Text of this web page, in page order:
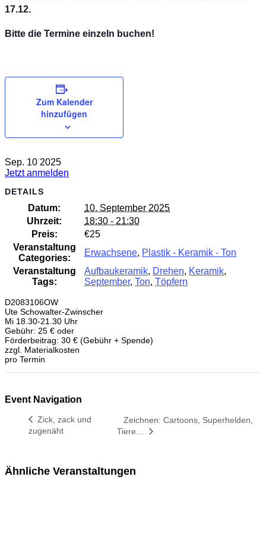
17.12.
Bitte die Termine einzeln buchen!
Zum Kalender
hinzufügen
Sep. 10 2025
Jetzt anmelden
DETAILS
Datum:
10. September 2025
Uhrzeit:
18:30 - 21:30
Preis:
€25
Veranstaltung
Categories:
Erwachsene, Plastik - Keramik - Ton
Veranstaltung
Tags:
Aufbaukeramik, Drehen, Keramik,
September, Ton, Töpfern
D2083106OW
Ute Schowalter-Zwinscher
Mi 18.30-21.30 Uhr
Gebühr: 25 € oder
Förderbeitrag: 30 € (Gebühr + Spende)
zzgl. Materialkosten
pro Termin
Event Navigation
Zick, zack und
zugenäht
Zeichnen: Cartoons, Superhelden,
Tiere…
Ähnliche Veranstaltungen